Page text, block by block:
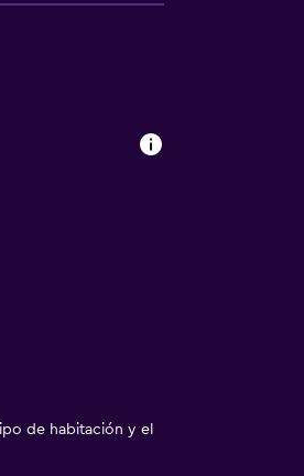
de habitación y el